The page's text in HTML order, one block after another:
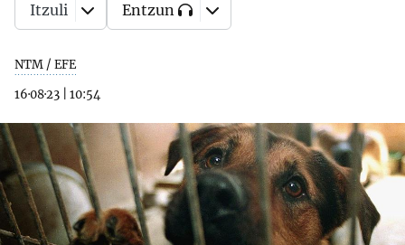
NTM / EFE
16·08·23
10:54
Itzuli Entzun